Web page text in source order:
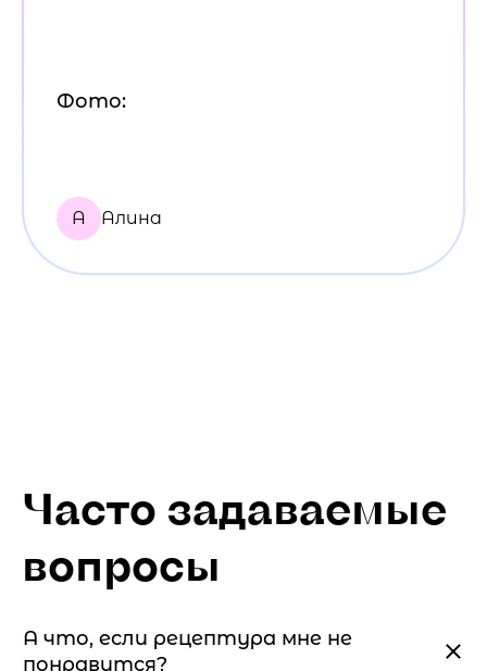
Фото:
А Алина
Часто задаваемые
вопросы
А что, если рецептура мне не
понравится?